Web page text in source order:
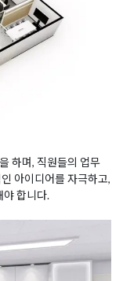
하며, 직원들의 업무
아이디어를 자극하고,
야 합니다.